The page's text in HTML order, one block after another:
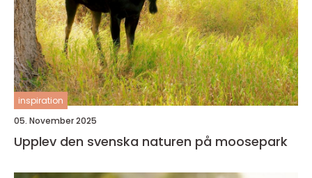
inspiration
05. November 2025
Upplev den svenska naturen på moosepark